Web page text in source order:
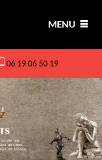
MENU
06 19 06 50 19